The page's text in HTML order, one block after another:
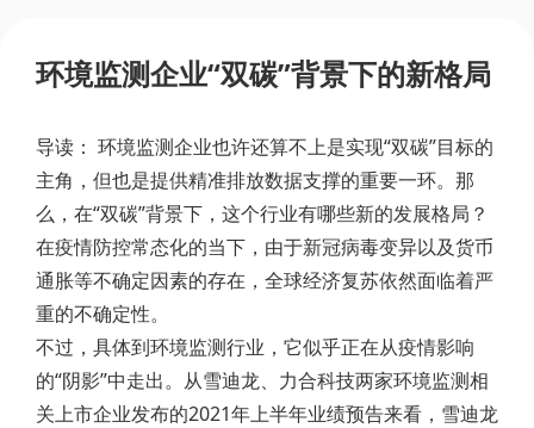
环境监测企业“双碳”背景下的新格局
导读： 环境监测企业也许还算不上是实现“双碳”目标的
主角，但也是提供精准排放数据支撑的重要一环。那
么，在“双碳”背景下，这个行业有哪些新的发展格局？
在疫情防控常态化的当下，由于新冠病毒变异以及货币
通胀等不确定因素的存在，全球经济复苏依然面临着严
重的不确定性。
不过，具体到环境监测行业，它似乎正在从疫情影响
的“阴影”中走出。从雪迪龙、力合科技两家环境监测相
关上市企业发布的2021年上半年业绩预告来看，雪迪龙